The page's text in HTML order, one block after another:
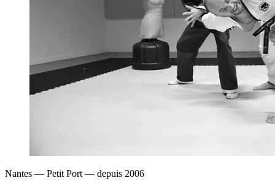
Nantes — Petit Port — depuis 2006